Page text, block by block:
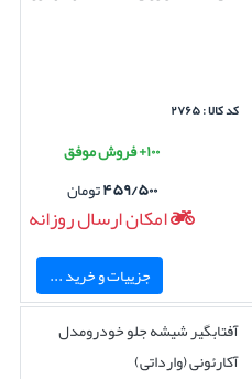
کد کالا : ۲۷۶۵
۱۰۰+ فروش موفق
۴۵۹/۵۰۰تومان
امکان ارسال روزانه
جزییات و خرید ...
آفتابگیر شیشه جلو خودرومدل
آکارئونی (وارداتی)